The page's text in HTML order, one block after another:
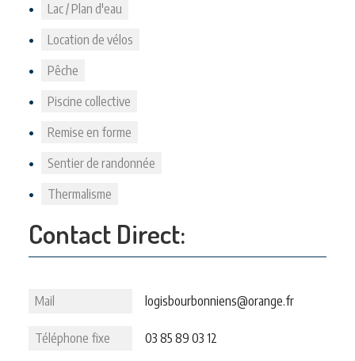
Lac / Plan d'eau
Location de vélos
Pêche
Piscine collective
Remise en forme
Sentier de randonnée
Thermalisme
Contact Direct:
Mail logisbourbonniens@orange.fr
Téléphone fixe 03 85 89 03 12